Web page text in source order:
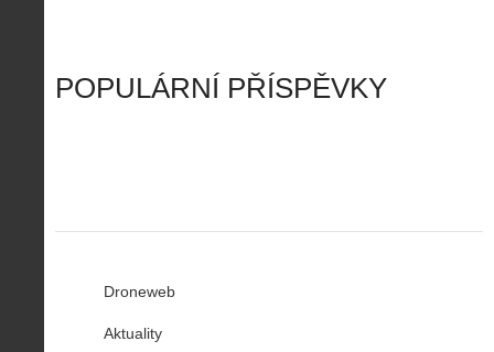
POPULÁRNÍ PŘÍSPĚVKY
R
…
o
n
í
z
Droneweb
Aktuality